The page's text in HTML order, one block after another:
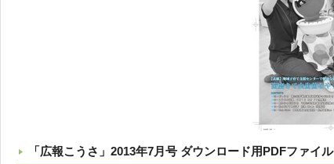
「広報こうさ」2013年7月号 ダウンロード用PDFファイル